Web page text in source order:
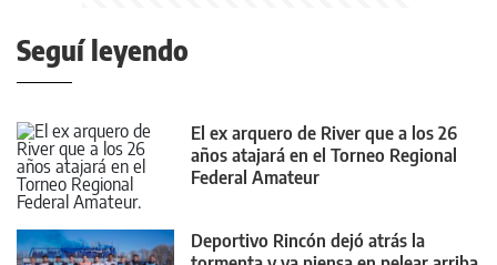
Seguí leyendo
El ex arquero de River que a los 26
años atajará en el Torneo Regional
Federal Amateur
Deportivo Rincón dejó atrás la